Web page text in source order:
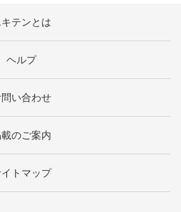
キテンとは
ヘルプ
問い合わせ
のご案内
トマップ